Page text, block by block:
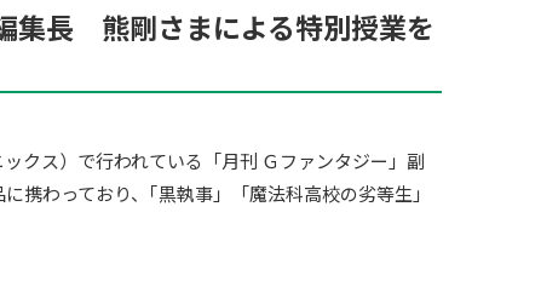
集長 熊剛さまによる特別授業を
クス）で行われている「月刊 Ｇファンタジー」副
携わっており、｢黒執事」「魔法科高校の劣等生」